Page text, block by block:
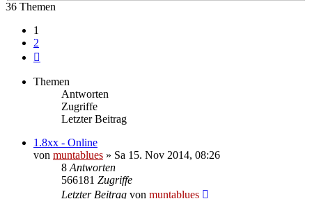
36 Themen
1
2
Themen
Antworten
Zugriffe
Letzter Beitrag
1.8xx - Online
von muntablues » Sa 15. Nov 2014, 08:26
8 Antworten
566181 Zugriffe
Letzter Beitrag von muntablues